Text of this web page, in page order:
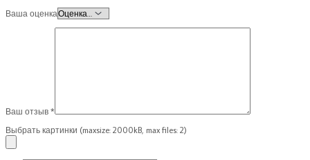
Ваша оценка
Ваш отзыв *
Выбрать картинки (maxsize: 2000kB, max files: 2)